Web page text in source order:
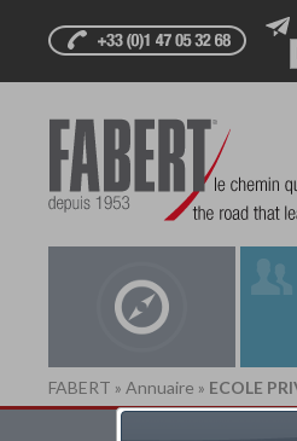
FABERT » Annuaire » ECOLE